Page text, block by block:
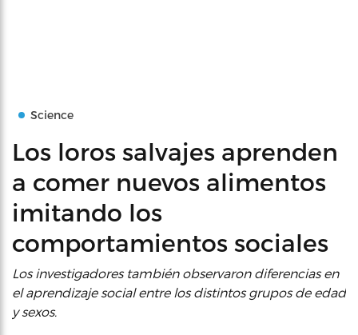
Science
Los loros salvajes aprenden
a comer nuevos alimentos
imitando los
comportamientos sociales
Los investigadores también observaron diferencias en
el aprendizaje social entre los distintos grupos de edad
y sexos.